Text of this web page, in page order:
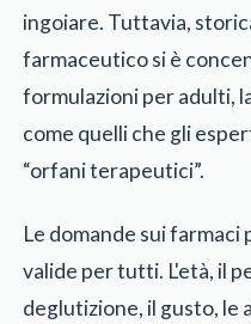
ingoiare. Tuttavia,
farmaceutico si è
formulazioni per adulti,
come quelli che gli
“orfani terapeutici”.
Le domande sui
valide per tutti. L'età, il
deglutizione, il gusto, le